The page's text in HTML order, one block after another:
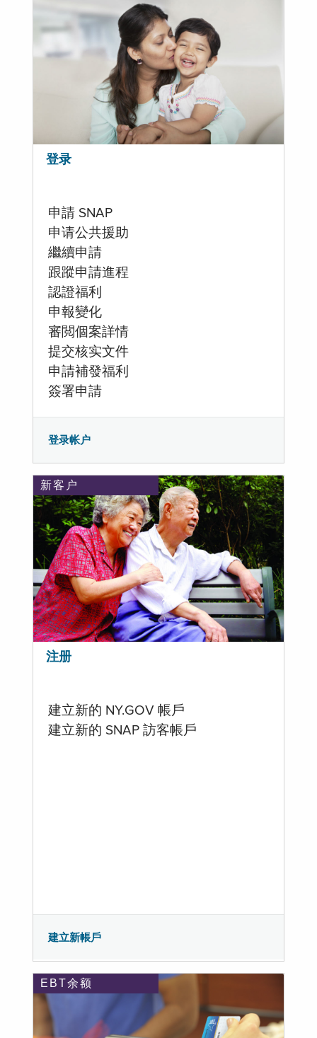
登录
申請 SNAP
申请公共援助
繼續申請
跟蹤申請進程
認證福利
申報變化
審閲個案詳情
提交核实文件
申請補發福利
簽署申請
登录帐户
新客户
注册
建立新的 NY.GOV 帳戶
建立新的 SNAP 訪客帳戶
建立新帳戶
EBT余额